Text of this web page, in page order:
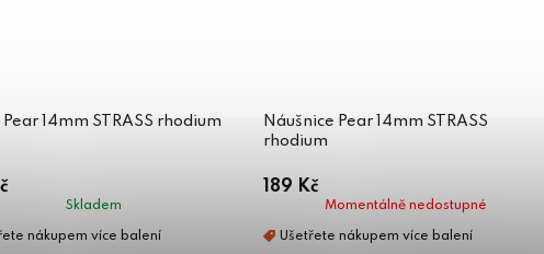
Pear 14mm STRASS rhodium
Skladem
Náušnice Pear 14mm STRASS
rhodium
189 Kč
Momentálně nedostupné